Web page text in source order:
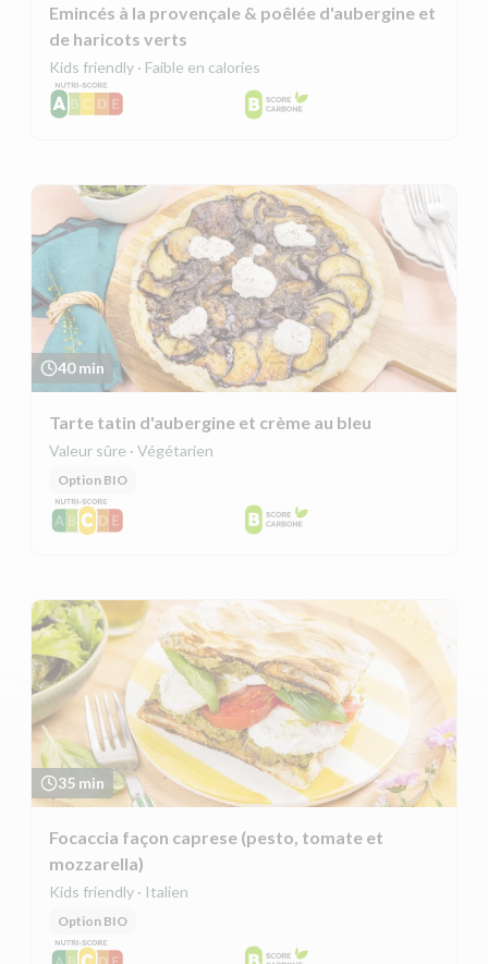
Emincés à la provençale & poêlée d'aubergine et
de haricots verts
Kids friendly · Faible en calories
40 min
Tarte tatin d'aubergine et crème au bleu
Valeur sûre · Végétarien
Option BIO
35 min
Focaccia façon caprese (pesto, tomate et
mozzarella)
Kids friendly · Italien
Option BIO